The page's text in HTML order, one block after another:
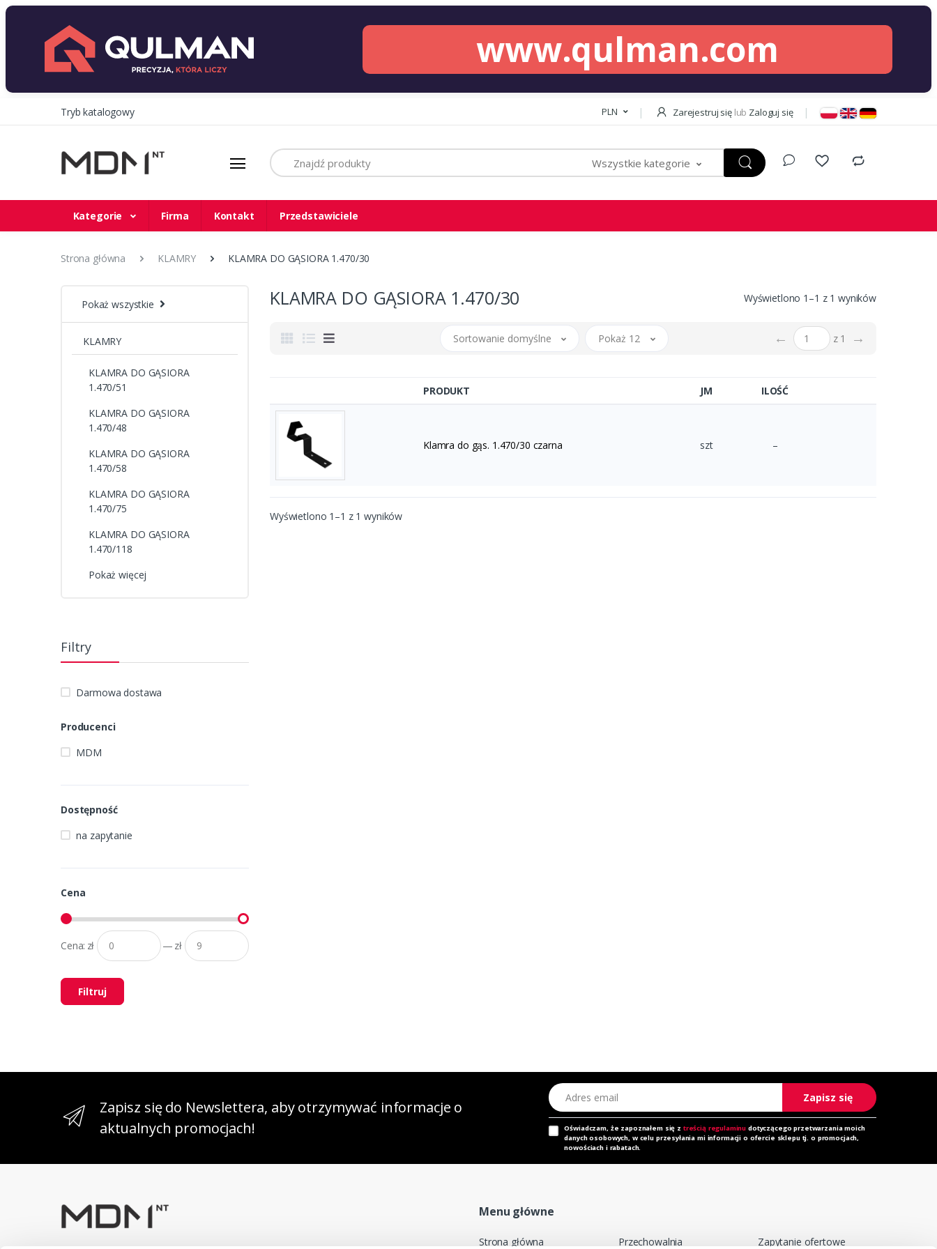
www.qulman.com
Tryb katalogowy PLN Zarejestruj się lub Zaloguj się
Szukaj
Wszystkie kategorie
Kategorie Firma Kontakt Przedstawiciele
Strona główna KLAMRY KLAMRA DO GĄSIORA 1.470/30
Pokaż wszystkie
KLAMRY
KLAMRA DO GĄSIORA
1.470/51
KLAMRA DO GĄSIORA
1.470/48
KLAMRA DO GĄSIORA
1.470/58
KLAMRA DO GĄSIORA
1.470/75
KLAMRA DO GĄSIORA
1.470/118
Pokaż więcej
Filtry
Darmowa dostawa
Producenci
MDM
Dostępność
na zapytanie
Cena
Cena: zł — zł
Filtruj
KLAMRA DO GĄSIORA 1.470/30 Wyświetlono 1–1 z 1 wyników
Sortowanie domyślne Pokaż 12 ← z 1 →
PRODUKT JM ILOŚĆ
Klamra do gąs. 1.470/30 czarna szt –
Wyświetlono 1–1 z 1 wyników
Zapisz się do Newslettera, aby otrzymywać informacje o
aktualnych promocjach!
Adres email
Zapisz się
Oświadczam, że zapoznałem się z treścią regulaminu dotyczącego przetwarzania moich
danych osobowych, w celu przesyłania mi informacji o ofercie sklepu tj. o promocjach,
nowościach i rabatach.
Menu główne
Strona główna Przechowalnia Zapytanie ofertowe